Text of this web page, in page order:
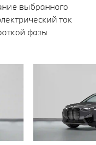
выбранного
ток
фазы